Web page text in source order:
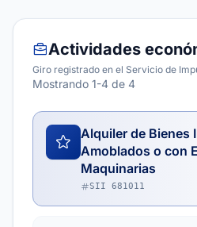
Actividades
Giro registrado en el Servicio de
Mostrando 1-4 de 4
Alquiler de Bienes
Amoblados o con
Maquinarias
SII 681011